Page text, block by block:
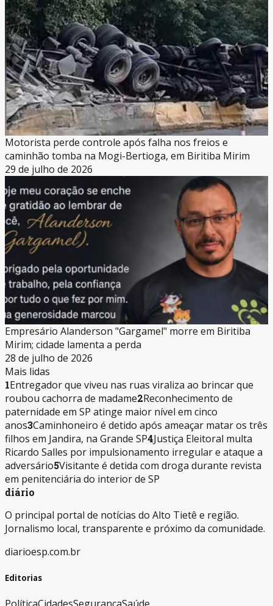
Motorista perde controle após falha nos freios e
caminhão tomba na Mogi-Bertioga, em Biritiba Mirim
29 de julho de 2026
Empresário Alanderson "Gargamel" morre em Biritiba
Mirim; cidade lamenta a perda
28 de julho de 2026
Mais lidas
1Entregador que viveu nas ruas viraliza ao brincar que
roubou cachorra de madame2Reconhecimento de
paternidade em SP atinge maior nível em cinco
anos3Caminhoneiro é detido após ameaçar matar os três
filhos em Jandira, na Grande SP4Justiça Eleitoral multa
Ricardo Salles por impulsionamento irregular e ataque a
adversário5Visitante é detida com droga durante revista
em penitenciária do interior de SP
diário
O principal portal de notícias do Alto Tietê e região.
Jornalismo local, transparente e próximo da comunidade.
diarioesp.com.br
Editorias